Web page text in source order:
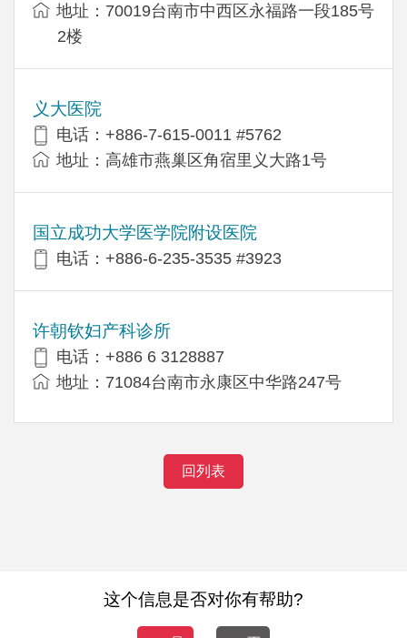
地址：70019台南市中西区永福路一段185号
2楼
义大医院
电话：+886-7-615-0011 #5762
地址：高雄市燕巢区角宿里义大路1号
国立成功大学医学院附设医院
电话：+886-6-235-3535 #3923
许朝钦妇产科诊所
电话：+886 6 3128887
地址：71084台南市永康区中华路247号
回列表
这个信息是否对你有帮助?